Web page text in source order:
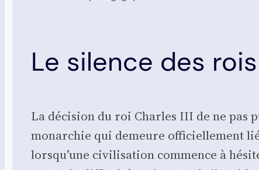
Le silence des
La déci­sion du roi Charles III de ne pas
monar­chie qui demeure offi­ciel­le­ment
lorsqu’une civi­li­sa­tion com­mence à